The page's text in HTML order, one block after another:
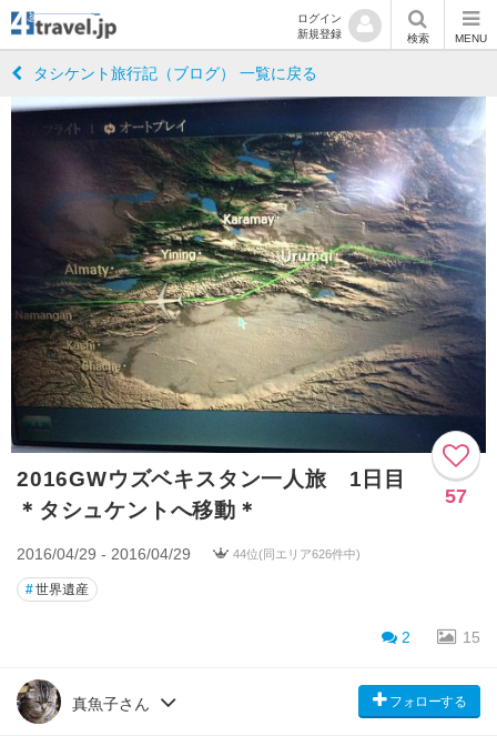
ログイン
新規登録
検索 MENU
タシケント旅行記（ブログ） 一覧に戻る
2016GWウズベキスタン一人旅 1日目
＊タシュケントへ移動＊
57
2016/04/29 - 2016/04/29 44位(同エリア626件中)
#世界遺産
2 15
真魚子さん フォローする